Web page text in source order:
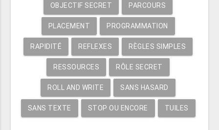
OBJECTIF SECRET PARCOURS
PLACEMENT PROGRAMMATION
RAPIDITÉ REFLEXES RÈGLES SIMPLES
RESSOURCES RÔLE SECRET
ROLL AND WRITE SANS HASARD
SANS TEXTE STOP OU ENCORE TUILES